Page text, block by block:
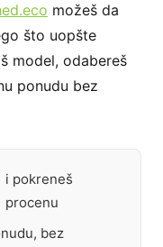
možeš da
što uopšte
model, odabereš
ponudu bez
i pokreneš
procenu
bez